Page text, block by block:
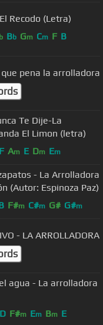
Recodo (Letra)
b Bb Gm Cm F B
pena la arrolladora
Te Dije-La
El Limon (letra)
F Am E Dm Em
- La Arrolladora
(Autor: Espinoza Paz)
F#m C#m G# G#m
- LA ARROLLADORA
agua - La arrolladora
D F#m Em Bm E